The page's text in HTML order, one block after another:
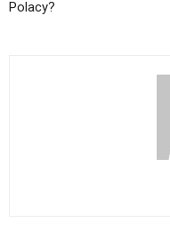
Polacy?